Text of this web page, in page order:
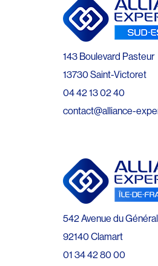
143 Boulevard Pasteur
13730 Saint-Victoret
04 42 13 02 40
contact@alliance-
542 Avenue du
92140 Clamart
01 34 42 80 00